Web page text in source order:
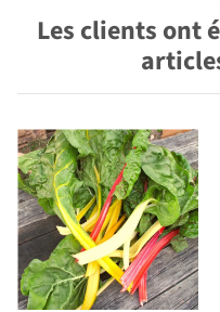
Les clients ont